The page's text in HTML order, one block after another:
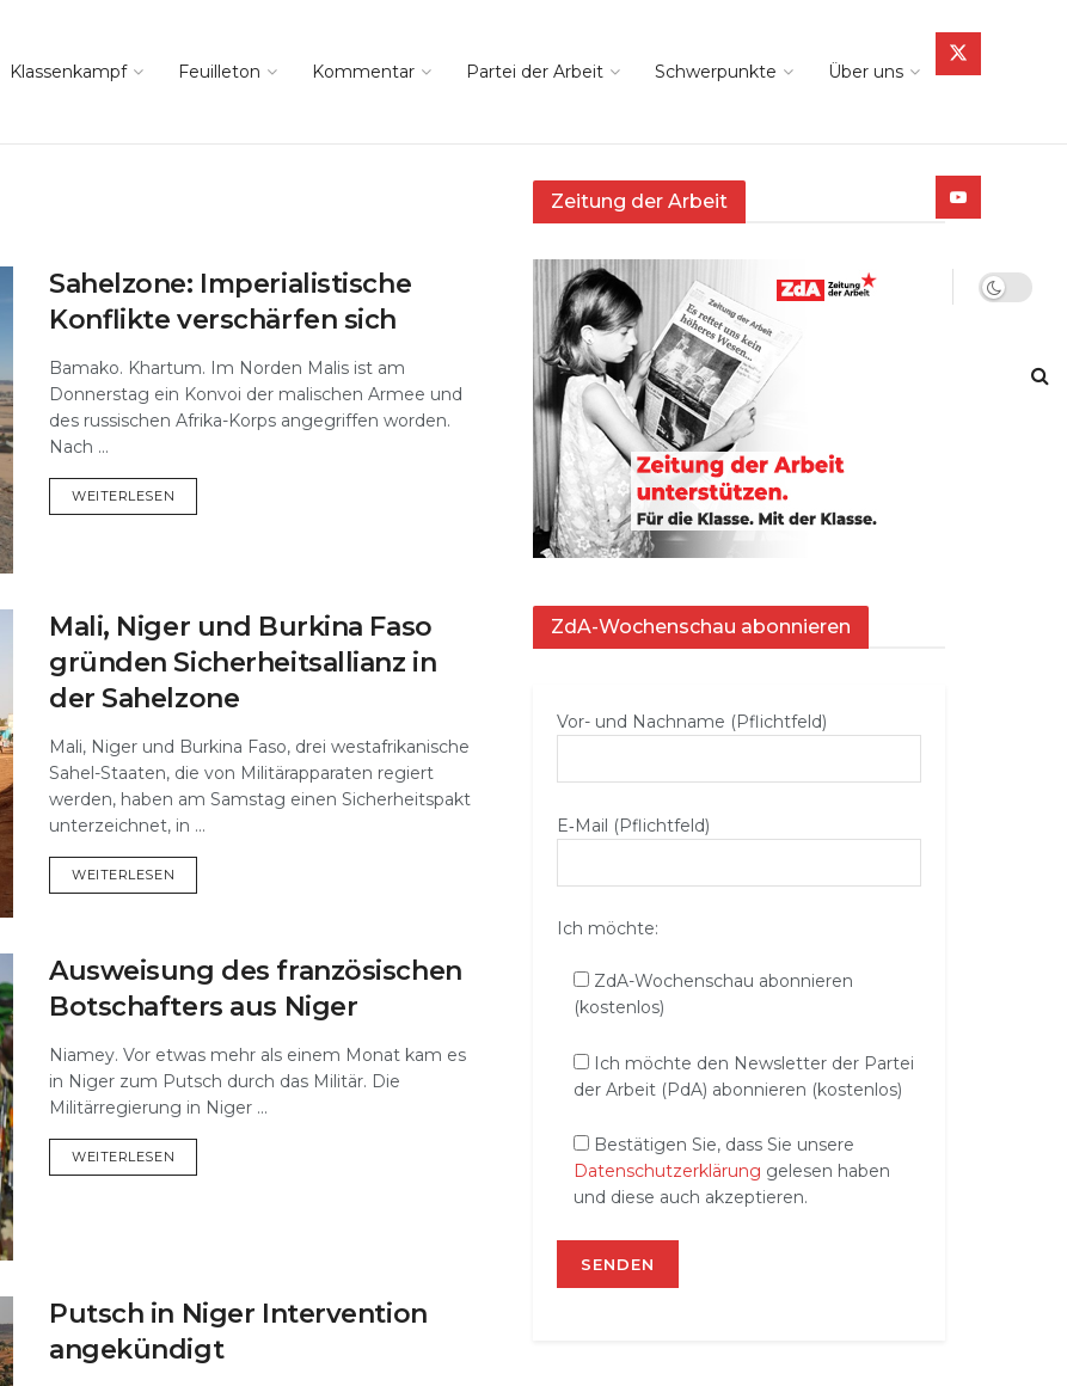
Klassenkampf Feuilleton Kommentar Partei der Arbeit Schwerpunkte Über uns
Sahelzone: Imperialistische
Konflikte verschärfen sich
Bamako. Khartum. Im Norden Malis ist am
Donnerstag ein Konvoi der malischen Armee und
des russischen Afrika-Korps angegriffen worden.
Nach ...
WEITERLESEN
Mali, Niger und Burkina Faso
gründen Sicherheitsallianz in
der Sahelzone
Mali, Niger und Burkina Faso, drei westafrikanische
Sahel-Staaten, die von Militärapparaten regiert
werden, haben am Samstag einen Sicherheitspakt
unterzeichnet, in ...
WEITERLESEN
Ausweisung des französischen
Botschafters aus Niger
Niamey. Vor etwas mehr als einem Monat kam es
in Niger zum Putsch durch das Militär. Die
Militärregierung in Niger ...
WEITERLESEN
Putsch in Niger Intervention
angekündigt
Zeitung der Arbeit
ZdA-Wochenschau abonnieren
Vor- und Nachname (Pflichtfeld)
E‑Mail (Pflichtfeld)
Ich möchte:
ZdA-Wochenschau abonnieren
(kostenlos)
Ich möchte den Newsletter der Partei
der Arbeit (PdA) abonnieren (kostenlos)
Bestätigen Sie, dass Sie unsere
Datenschutzerklärung gelesen haben
und diese auch akzeptieren.